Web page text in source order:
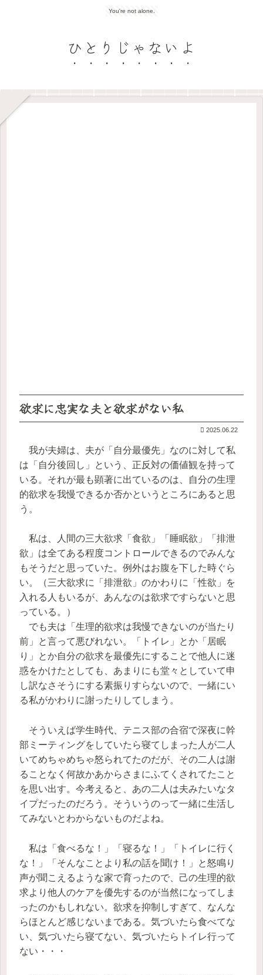
You're not alone.
ひとりじゃないよ
欲求に忠実な夫と欲求がない私
2025.06.22
我が夫婦は、夫が「自分最優先」なのに対して私
は「自分後回し」という、正反対の価値観を持って
いる。それが最も顕著に出ているのは、自分の生理
的欲求を我慢できるか否かというところにあると思
う。
私は、人間の三大欲求「食欲」「睡眠欲」「排泄
欲」は全てある程度コントロールできるのでみんな
もそうだと思っていた。例外はお腹を下した時ぐら
い。（三大欲求に「排泄欲」のかわりに「性欲」を
入れる人もいるが、あんなのは欲求ですらないと思
っている。）
でも夫は「生理的欲求は我慢できないのが当たり
前」と言って悪びれない。「トイレ」とか「居眠
り」とか自分の欲求を最優先にすることで他人に迷
惑をかけたとしても、あまりにも堂々としていて申
し訳なさそうにする素振りすらないので、一緒にい
る私がかわりに謝ったりしてしまう。
そういえば学生時代、テニス部の合宿で深夜に幹
部ミーティングをしていたら寝てしまった人が二人
いてめちゃめちゃ怒られてたのだが、その二人は謝
ることなく何故かあからさまにふてくされてたこと
を思い出す。今考えると、あの二人は夫みたいなタ
イプだったのだろう。そういうのって一緒に生活し
てみないとわからないものだよね。
私は「食べるな！」「寝るな！」「トイレに行く
な！」「そんなことより私の話を聞け！」と怒鳴り
声が聞こえるような家で育ったので、己の生理的欲
求より他人のケアを優先するのが当然になってしま
ったのかもしれない。欲求を抑制しすぎて、なんな
らほとんど感じないまである。気づいたら食べてな
い、気づいたら寝てない、気づいたらトイレ行って
ない・・・